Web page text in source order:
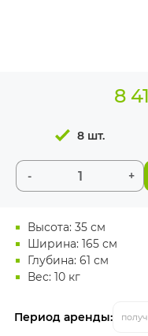
Высота: 35 см
Ширина: 165 см
Глубина: 61 см
Вес: 10 кг
Период аренды:
8
- +
8 шт.